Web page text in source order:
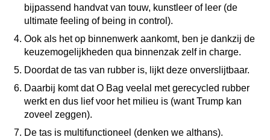
bijpassend handvat van touw, kunstleer of leer (de
ultimate feeling of being in control).
Ook als het op binnenwerk aankomt, ben je dankzij de
keuzemogelijkheden qua binnenzak zelf in charge.
Doordat de tas van rubber is, lijkt deze onverslijtbaar.
Daarbij komt dat O Bag veelal met gerecycled rubber
werkt en dus lief voor het milieu is (want Trump kan
zoveel zeggen).
De tas is multifunctioneel (denken we althans).